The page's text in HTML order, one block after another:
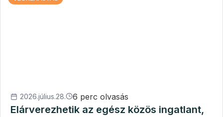
2026.július.28. 6 perc olvasás
Elárverezhetik az egész közös ingatlant,